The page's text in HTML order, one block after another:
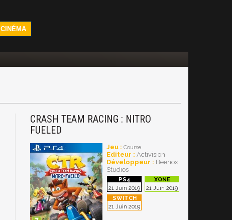
CINÉMA
CRASH TEAM RACING : NITRO
FUELED
Jeu : Course
Editeur : Activision
Développeur : Beenox
Studios
21 Juin 2019 21 Juin 2019
21 Juin 2019